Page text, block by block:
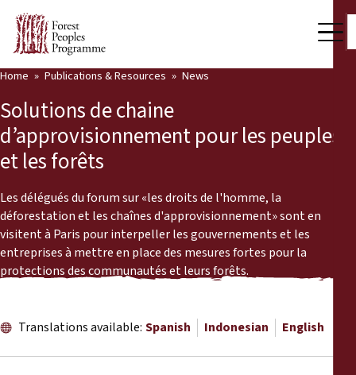
Who we are
Our Work
Community Voices
Partners & Countries
Latest News
Publications & Resources
Back
Publications & Resources
Reports
Home Publications & Resources News
Solutions de chaine
d’approvisionnement pour les peuples
et les forêts
​​​​​​​Les délégués du forum sur «les droits de l'homme, la
déforestation et les chaînes d'approvisionnement» sont en
visitent à Paris pour interpeller les gouvernements et les
entreprises à mettre en place des mesures fortes pour la
protections des communautés et leurs forêts.
Translations available: Spanish Indonesian English